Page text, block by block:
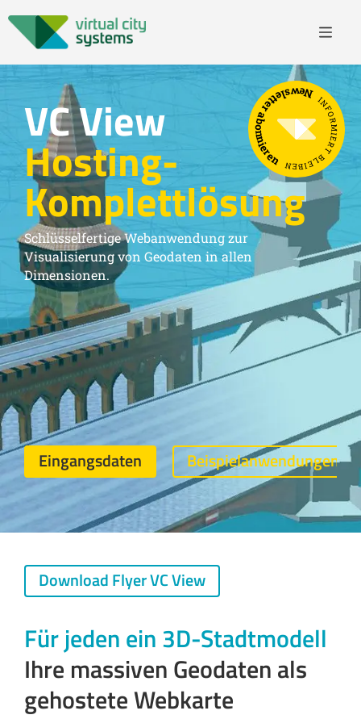
VC View
Hosting-
Komplettlösung
Schlüsselfertige Webanwendung zur
Visualisierung von Geodaten in allen
Dimensionen.
Eingangsdaten Beispielanwendungen
Download Flyer VC View
Für jeden ein 3D-Stadtmodell
Ihre massiven Geodaten als
gehostete Webkarte
INFORMIERT BLEIBEN
Newsletter abonnieren